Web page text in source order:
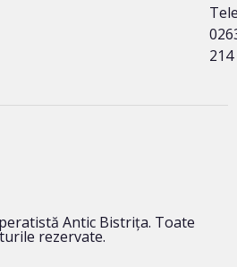
Antic Bistrița. Toate
rezervate.